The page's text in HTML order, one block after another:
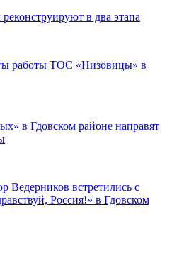
в два этапа
работы ТОС «Низовицы» в
в Гдовском районе направят
Ведерников встретились с
Россия!» в Гдовском